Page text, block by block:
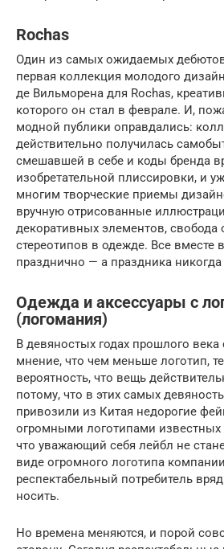
Rochas
Один из самых ожидаемых
первая коллекция молодого
де Вильморена для Rochas,
которого он стал в феврале. И,
модной публики оправдались:
действительно получилась
смешавшей в себе и коды бренда
изобретательной плиссировки, и
многим творческие приемы
вручную отрисованные
декоративных элементов, свобода
стереотипов в одежде. Все вместе
празднично — а праздника
Одежда и аксессуары с
(логомания)
В девяностых годах прошлого века
мнение, что чем меньше логотип,
вероятность, что вещь
потому, что в этих самых
привозили из Китая недорогие
огромными логотипами известных
что уважающий себя лейбл не
виде огромного логотипа
респектабельный потребитель
носить.
Но времена меняются, и порой